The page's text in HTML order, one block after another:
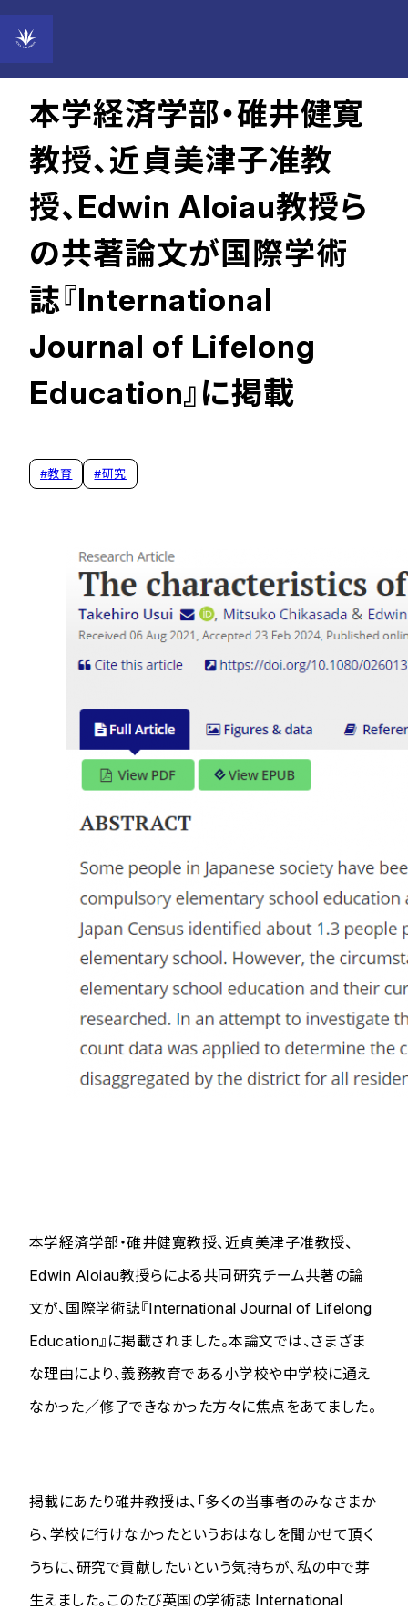
2024年03月25日
本学経済学部・碓井健寛
教授、近貞美津子准教
授、Edwin Aloiau教授ら
の共著論文が国際学術
誌『International
Journal of Lifelong
Education』に掲載
#教育 #研究
本学経済学部・碓井健寛教授、近貞美津子准教授、
Edwin Aloiau教授らによる共同研究チーム共著の論
文が、国際学術誌『International Journal of Lifelong
Education』に掲載されました。本論文では、さまざま
な理由により、義務教育である小学校や中学校に通え
なかった／修了できなかった方々に焦点をあてました。
掲載にあたり碓井教授は、「多くの当事者のみなさまか
ら、学校に行けなかったというおはなしを聞かせて頂く
うちに、研究で貢献したいという気持ちが、私の中で芽
生えました。このたび英国の学術誌 International